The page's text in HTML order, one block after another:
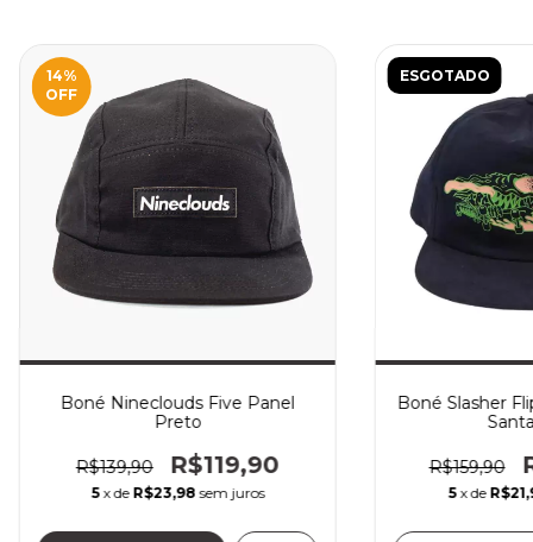
14%
OFF
Boné Nineclouds Five Panel
Preto
R$139,90 R$119,90
5 x de R$23,98 sem juros
ESGOTADO
Boné Slasher
R$159,90
5 x de